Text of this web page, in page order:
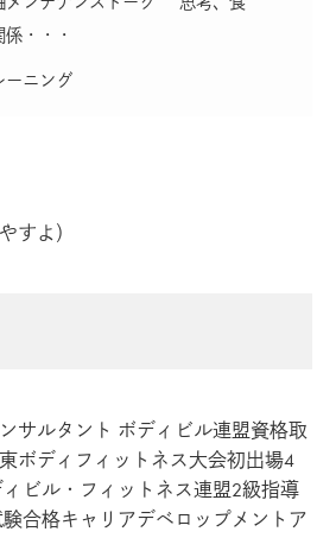
・・・
ーニング
すよ）
サルタント ボディビル連盟資格取
ボディフィットネス大会初出場4
ビル・フィットネス連盟2級指導
合格キャリアデベロップメントア